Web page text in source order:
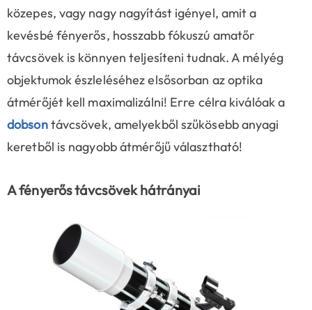
közepes, vagy nagy nagyítást igényel, amit a
kevésbé fényerős, hosszabb fókuszú amatőr
távcsövek is könnyen teljesíteni tudnak. A mélyég
objektumok észleléséhez elsősorban az optika
átmérőjét kell maximalizálni! Erre célra kiválóak a
dobsontávcsövek, amelyekből szűkösebb anyagi
keretből is nagyobb átmérőjű választható!
A fényerős távcsövek hátrányai